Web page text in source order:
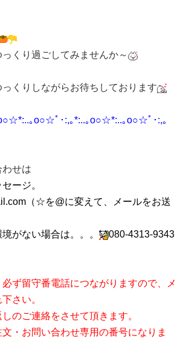
くり過ごしてみませんか～
くりしながらお待ちしております
｡o○☆ﾟ･:,｡*:..｡o○☆*:..｡o○☆ﾟ･:,｡
わせは
ージ。
（☆を@に変えて、メールをお送
がない場合は。。。
080-4313-9343
ず留守番電話につながりますので、メ
さい。
のご連絡をさせて頂きます。
・お問い合わせ専用の番号になりま